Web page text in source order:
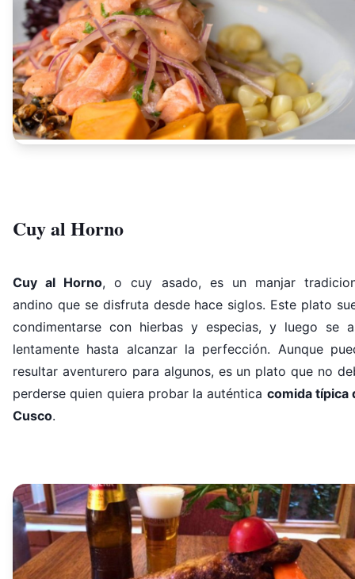
Cuy al Horno
Cuy al Horno, o cuy asado, es un manjar
andino que se disfruta desde hace siglos. Este plato
condimentarse con hierbas y especias, y luego se
lentamente hasta alcanzar la perfección. Aunque
resultar aventurero para algunos, es un plato que no
perderse quien quiera probar la auténtica comida típica
Cusco.